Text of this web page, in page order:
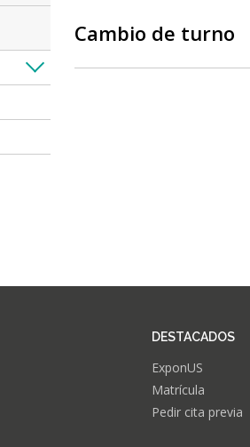
Cambio de turno
DESTACADOS
ExponUS
Matrícula
Pedir cita previa